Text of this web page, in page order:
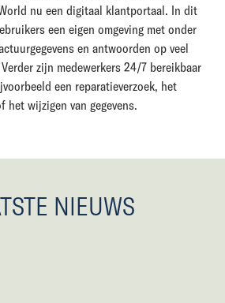
nu een digitaal klantportaal. In dit
een eigen omgeving met onder
en antwoorden op veel
zijn medewerkers 24/7 bereikbaar
een reparatieverzoek, het
het wijzigen van gegevens.
NIEUWS